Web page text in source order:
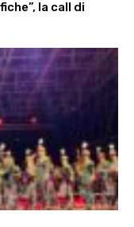
la call di